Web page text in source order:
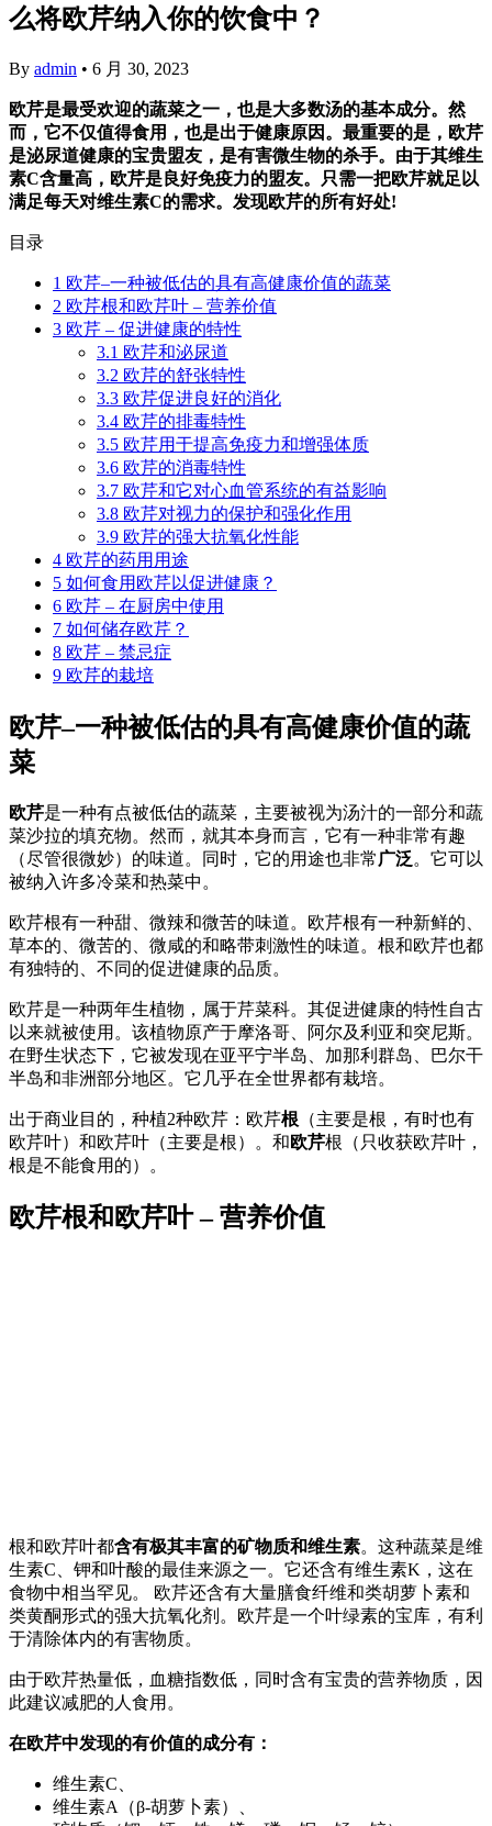
么将欧芹纳入你的饮食中？
By admin • 6 月 30, 2023
欧芹是最受欢迎的蔬菜之一，也是大多数汤的基本成分。然
而，它不仅值得食用，也是出于健康原因。最重要的是，欧芹
是泌尿道健康的宝贵盟友，是有害微生物的杀手。由于其维生
素C含量高，欧芹是良好免疫力的盟友。只需一把欧芹就足以
满足每天对维生素C的需求。发现欧芹的所有好处!
目录
1 欧芹–一种被低估的具有高健康价值的蔬菜
2 欧芹根和欧芹叶 – 营养价值
3 欧芹 – 促进健康的特性
3.1 欧芹和泌尿道
3.2 欧芹的舒张特性
3.3 欧芹促进良好的消化
3.4 欧芹的排毒特性
3.5 欧芹用于提高免疫力和增强体质
3.6 欧芹的消毒特性
3.7 欧芹和它对心血管系统的有益影响
3.8 欧芹对视力的保护和强化作用
3.9 欧芹的强大抗氧化性能
4 欧芹的药用用途
5 如何食用欧芹以促进健康？
6 欧芹 – 在厨房中使用
7 如何储存欧芹？
8 欧芹 – 禁忌症
9 欧芹的栽培
欧芹–一种被低估的具有高健康价值的蔬
菜
欧芹是一种有点被低估的蔬菜，主要被视为汤汁的一部分和蔬
菜沙拉的填充物。然而，就其本身而言，它有一种非常有趣
（尽管很微妙）的味道。同时，它的用途也非常 广泛 。它可以
被纳入许多冷菜和热菜中。
欧芹根有一种甜、微辣和微苦的味道。欧芹根有一种新鲜的、
草本的、微苦的、微咸的和略带刺激性的味道。根和欧芹也都
有独特的、不同的促进健康的品质。
欧芹是一种两年生植物，属于芹菜科。其促进健康的特性自古
以来就被使用。该植物原产于摩洛哥、阿尔及利亚和突尼斯。
在野生状态下，它被发现在亚平宁半岛、加那利群岛、巴尔干
半岛和非洲部分地区。它几乎在全世界都有栽培。
出于商业目的，种植2种欧芹：欧芹根 （主要是根，有时也有
欧芹叶）和欧芹叶（主要是根）。和欧芹根（只收获欧芹叶，
根是不能食用的）。
欧芹根和欧芹叶 – 营养价值
根和欧芹叶都含有极其丰富的矿物质和维生素。这种蔬菜是维
生素C、钾和叶酸的最佳来源之一。它还含有维生素K，这在
食物中相当罕见。 欧芹还含有大量膳食纤维和类胡萝卜素和
类黄酮形式的强大抗氧化剂。欧芹是一个叶绿素的宝库，有利
于清除体内的有害物质。
由于欧芹热量低，血糖指数低，同时含有宝贵的营养物质，因
此建议减肥的人食用。
在欧芹中发现的有价值的成分有：
维生素C、
维生素A（β-胡萝卜素）、